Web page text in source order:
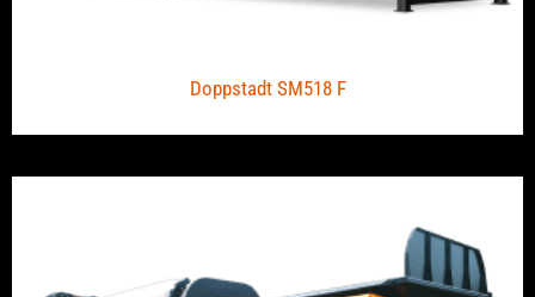
Doppstadt SM518 F